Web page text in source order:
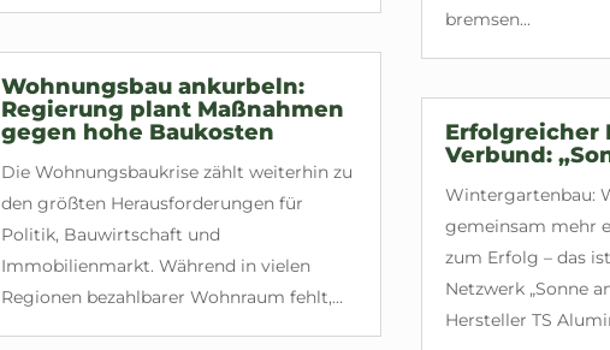
Wohnungsbau ankurbeln:
Regierung plant Maßnahmen
gegen hohe Baukosten
Die Wohnungsbaukrise zählt weiterhin zu
den größten Herausforderungen für
Politik, Bauwirtschaft und
Immobilienmarkt. Während in vielen
Regionen bezahlbarer Wohnraum fehlt,...
bremsen...
Erfolgreicher
Verbund:
Wintergartenbau:
gemeinsam mehr
zum Erfolg – das
Netzwerk „Sonne
Hersteller TS